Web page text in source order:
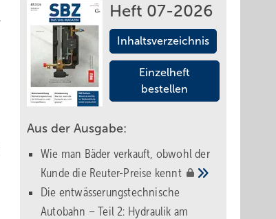
Heft 07-2026
Inhaltsverzeichnis
Einzelheft
bestellen
Aus der Ausgabe:
Wie man Bäder verkauft, obwohl der
Kunde die Reuter-Preise kennt
Die entwässerungstechnische
Autobahn – Teil 2: Hydraulik am